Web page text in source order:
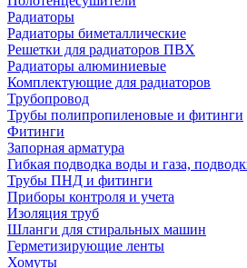
Радиаторы
Радиаторы биметаллические
Решетки для радиаторов ПВХ
Радиаторы алюминиевые
Комплектующие для радиаторов
Трубопровод
Трубы полипропиленовые и фитинги
Фитинги
Запорная арматура
Гибкая подводка воды и газа,
Трубы ПНД и фитинги
Приборы контроля и учета
Изоляция труб
Шланги для стиральных машин
Герметизирующие ленты
Хомуты